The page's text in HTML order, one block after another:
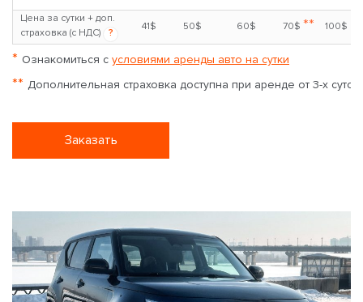
Цена за сутки + доп.
страховка (с НДС)
?
41$ 50$ 60$ 70$ ** 100$
* Ознакомиться с условиями аренды авто на сутки
** Дополнительная страховка доступна при аренде от 3-х суток
Заказать